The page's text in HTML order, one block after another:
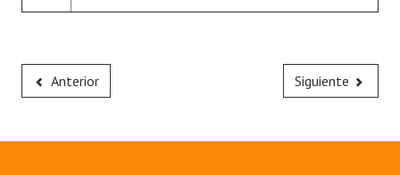
Anterior Siguiente